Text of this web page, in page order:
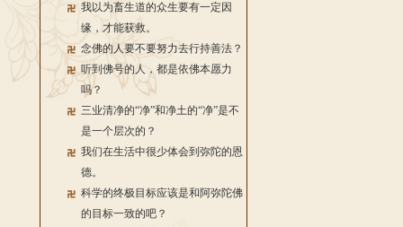
我以为畜生道的众生要有一定因
缘，才能获救。
念佛的人要不要努力去行持善法？
听到佛号的人，都是依佛本愿力
吗？
三业清净的“净”和净土的“净”是不
是一个层次的？
我们在生活中很少体会到弥陀的恩
德。
科学的终极目标应该是和阿弥陀佛
的目标一致的吧？